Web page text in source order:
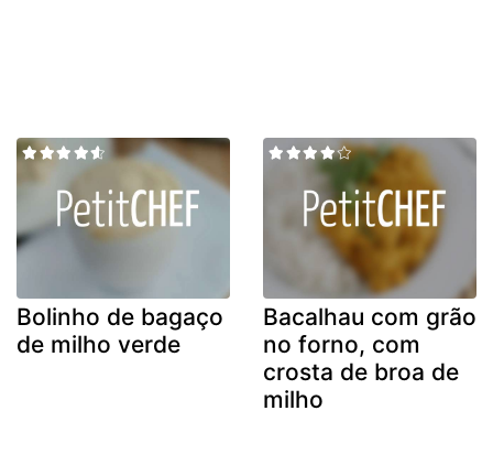
Bolinho de bagaço
de milho verde
Bacalhau com grão
no forno, com
crosta de broa de
milho